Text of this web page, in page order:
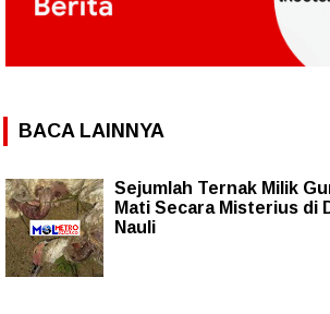
BACA LAINNYA
Sejumlah Ternak Milik
Mati Secara Misterius di
Nauli